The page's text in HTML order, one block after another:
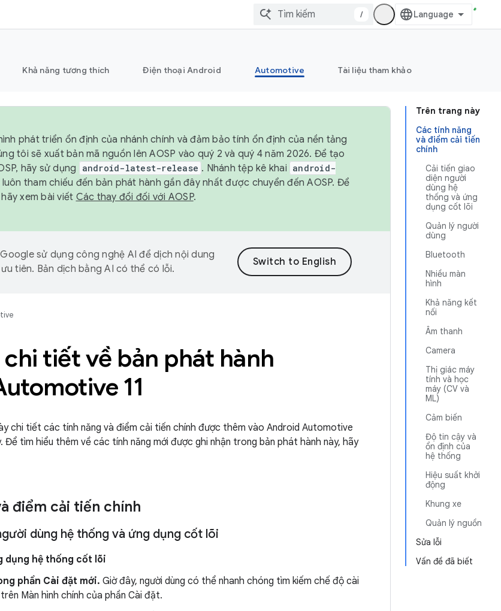
/
Khả năng tương thích Điện thoại Android Automotive Tài liệu tham khảo
Trên trang này
Các tính năng
và điểm cải tiến
chính
Cải tiến giao
diện người
dùng hệ
thống và ứng
dụng cốt lõi
Quản lý người
dùng
Bluetooth
Nhiều màn
hình
Khả năng kết
nối
Âm thanh
Camera
Thị giác máy
tính và học
máy (CV và
ML)
Cảm biến
Độ tin cậy và
ổn định của
hệ thống
Hiệu suất khởi
động
Khung xe
Quản lý nguồn
Sửa lỗi
Vấn đề đã biết
phát triển ổn định của nhánh chính và đảm bảo tính ổn định của nền tảng
tôi sẽ xuất bản mã nguồn lên AOSP vào quý 2 và quý 4 năm 2026. Để tạo
hãy sử dụng
android-latest-release . Nhánh tệp kê khai android-
luôn tham chiếu đến bản phát hành gần đây nhất được chuyển đến AOSP. Để
xem bài viết Các thay đổi đối với AOSP.
Google sử dụng công nghệ AI để dịch nội dung
tiên. Bản dịch bằng AI có thể có lỗi.
tiết về bản phát hành
11
chi tiết các tính năng và điểm cải tiến chính được thêm vào Android Automotive
Để tìm hiểu thêm về các tính năng mới được ghi nhận trong bản phát hành này, hãy
điểm cải tiến chính
dùng hệ thống và ứng dụng cốt lõi
dụng hệ thống cốt lõi
phần Cài đặt mới. Giờ đây, người dùng có thể nhanh chóng tìm kiếm chế độ cài
Màn hình chính của phần Cài đặt.